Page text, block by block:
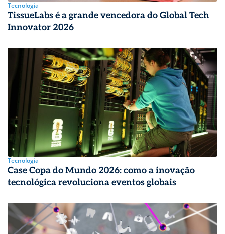
Tecnologia
TissueLabs é a grande vencedora do Global Tech
Innovator 2026
Tecnologia
Case Copa do Mundo 2026: como a inovação
tecnológica revoluciona eventos globais